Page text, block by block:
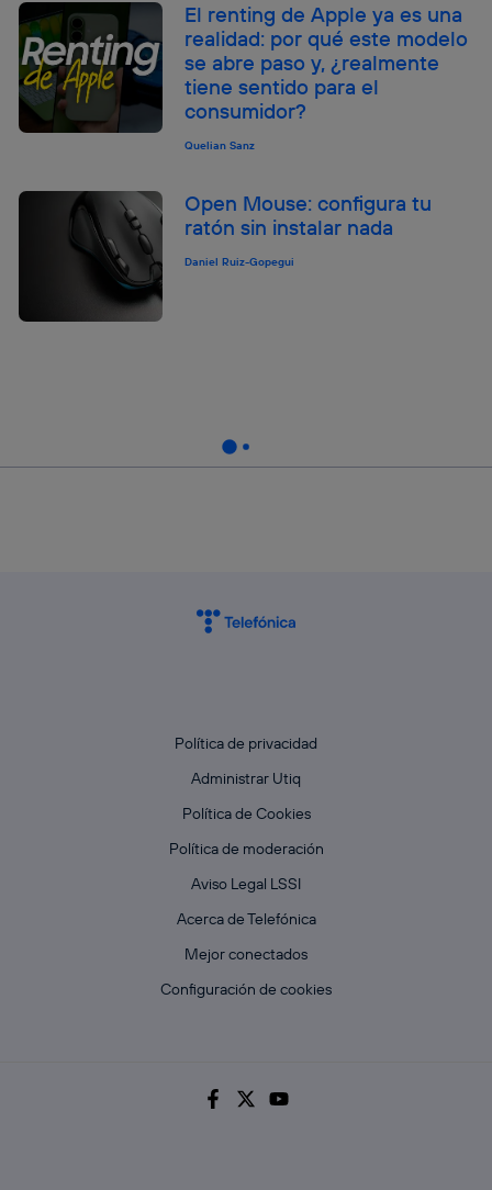
El renting de Apple ya es una
realidad: por qué este modelo
se abre paso y, ¿realmente
tiene sentido para el
consumidor?
Quelian Sanz
Open Mouse: configura tu
ratón sin instalar nada
Daniel Ruiz-Gopegui
Política de privacidad
Administrar Utiq
Política de Cookies
Política de moderación
Aviso Legal LSSI
Acerca de Telefónica
Mejor conectados
Configuración de cookies